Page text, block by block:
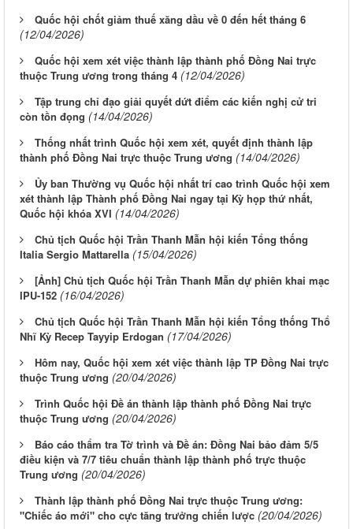
Quốc hội chốt giảm thuế xăng dầu về 0 đến hết tháng 6
(12/04/2026)
Quốc hội xem xét việc thành lập thành phố Đồng Nai trực
thuộc Trung ương trong tháng 4 (12/04/2026)
Tập trung chỉ đạo giải quyết dứt điểm các kiến nghị cử tri
còn tồn đọng (14/04/2026)
Thống nhất trình Quốc hội xem xét, quyết định thành lập
thành phố Đồng Nai trực thuộc Trung ương (14/04/2026)
Ủy ban Thường vụ Quốc hội nhất trí cao trình Quốc hội xem
xét thành lập Thành phố Đồng Nai ngay tại Kỳ họp thứ nhất,
Quốc hội khóa XVI (14/04/2026)
Chủ tịch Quốc hội Trần Thanh Mẫn hội kiến Tổng thống
Italia Sergio Mattarella (15/04/2026)
[Ảnh] Chủ tịch Quốc hội Trần Thanh Mẫn dự phiên khai mạc
IPU-152 (16/04/2026)
Chủ tịch Quốc hội Trần Thanh Mẫn hội kiến Tổng thống Thổ
Nhĩ Kỳ Recep Tayyip Erdogan (17/04/2026)
Hôm nay, Quốc hội xem xét việc thành lập TP Đồng Nai trực
thuộc Trung ương (20/04/2026)
Trình Quốc hội Đề án thành lập thành phố Đồng Nai trực
thuộc Trung ương (20/04/2026)
Báo cáo thẩm tra Tờ trình và Đề án: Đồng Nai bảo đảm 5/5
điều kiện và 7/7 tiêu chuẩn thành lập thành phố trực thuộc
Trung ương (20/04/2026)
Thành lập thành phố Đồng Nai trực thuộc Trung ương:
"Chiếc áo mới" cho cực tăng trưởng chiến lược (20/04/2026)